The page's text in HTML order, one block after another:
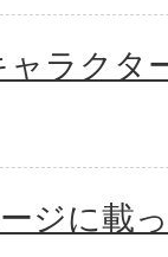
ャラクタ
ジに載